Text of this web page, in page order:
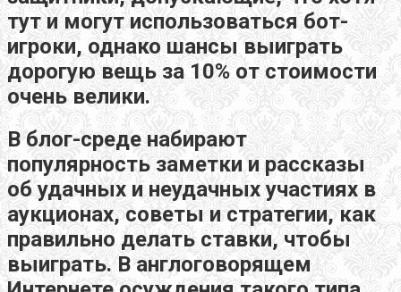
тут и могут использоваться бот-
игроки, однако шансы выиграть
дорогую вещь за 10% от стоимости
очень велики.
В блог-среде набирают
популярность заметки и рассказы
об удачных и неудачных участиях в
аукционах, советы и стратегии, как
правильно делать ставки, чтобы
выиграть. В англоговорящем